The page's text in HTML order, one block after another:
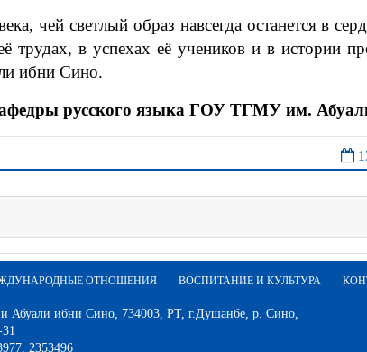
чей светлый образ навсегда останется в
в успехах её учеников и в истории
ибни Сино.
русского языка ГОУ ТГМУ им.
ОТНОШЕНИЯ ВОСПИТАНИЕ И КУЛЬТУРА
Абуали ибни Сино, 734003, РТ, г.Душанбе, р. Сино,
2353496